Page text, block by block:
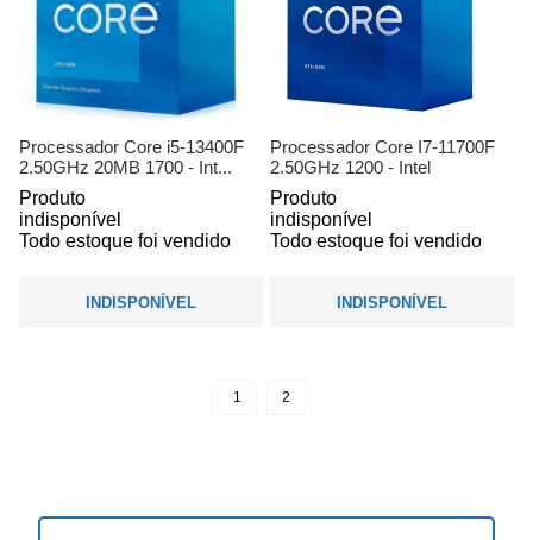
Processador Core i5-13400F
2.50GHz 20MB 1700 - Int...
Produto
indisponível
Todo estoque foi vendido
INDISPONÍVEL
Processador Core I7-11700F
2.50GHz 1200 - Intel
Produto
indisponível
Todo estoque foi vendido
INDISPONÍVEL
1 2